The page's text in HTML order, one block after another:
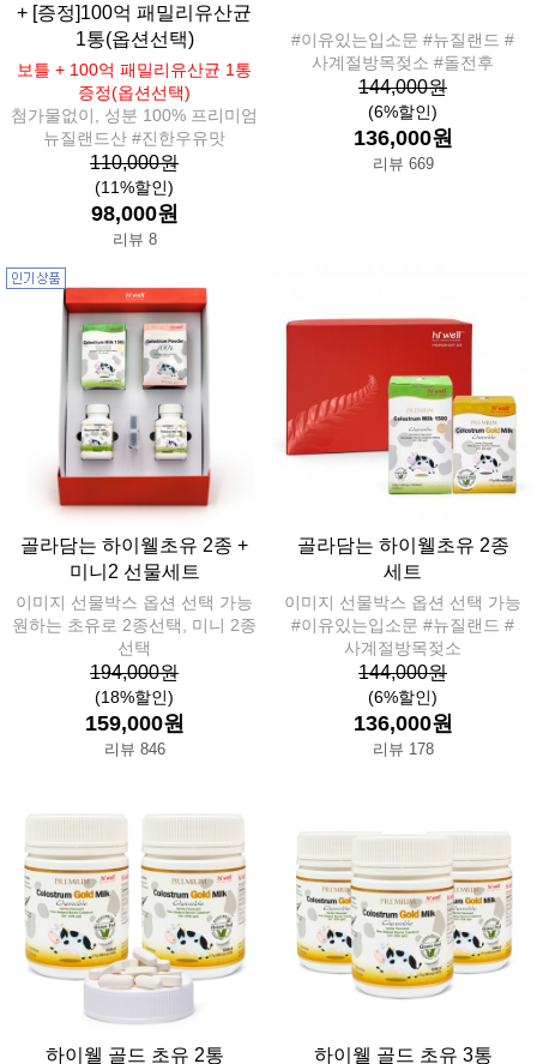
+ [증정]100억 패밀리유산균
1통(옵션선택)
보틀 + 100억 패밀리유산균 1통
증정(옵션선택)
첨가물없이, 성분 100% 프리미엄
뉴질랜드산 #진한우유맛
110,000원
(11%할인)
98,000원
리뷰 8
#이유있는입소문 #뉴질랜드 #
사계절방목젖소 #돌전후
144,000원
(6%할인)
136,000원
리뷰 669
골라담는 하이웰초유 2종 +
미니2 선물세트
이미지 선물박스 옵션 선택 가능
원하는 초유로 2종선택, 미니 2종
선택
194,000원
(18%할인)
159,000원
리뷰 846
골라담는 하이웰초유 2종
세트
이미지 선물박스 옵션 선택 가능
#이유있는입소문 #뉴질랜드 #
사계절방목젖소
144,000원
(6%할인)
136,000원
리뷰 178
하이웰 골드 초유 2통 하이웰 골드 초유 3통